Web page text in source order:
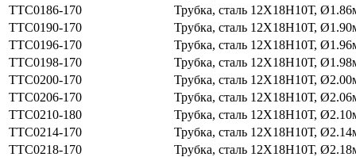
ТТС0186-170
Трубка, сталь 12Х18Н10Т,
ТТС0190-170
Трубка, сталь 12Х18Н10Т,
ТТС0196-170
Трубка, сталь 12Х18Н10Т,
ТТС0198-170
Трубка, сталь 12Х18Н10Т,
ТТС0200-170
Трубка, сталь 12Х18Н10Т,
ТТС0206-170
Трубка, сталь 12Х18Н10Т,
ТТС0210-180
Трубка, сталь 12Х18Н10Т,
ТТС0214-170
Трубка, сталь 12Х18Н10Т,
ТТС0218-170
Трубка, сталь 12Х18Н10Т,